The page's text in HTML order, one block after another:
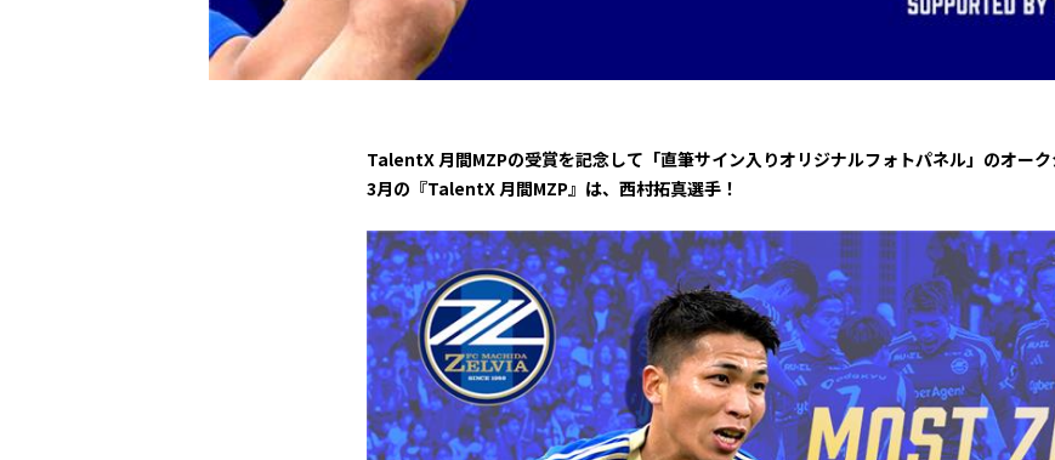
TalentX 月間MZPの受賞を記念して「直筆サイン入りオリジナルフォトパネル」のオーク
3月の『TalentX 月間MZP』は、西村拓真選手！